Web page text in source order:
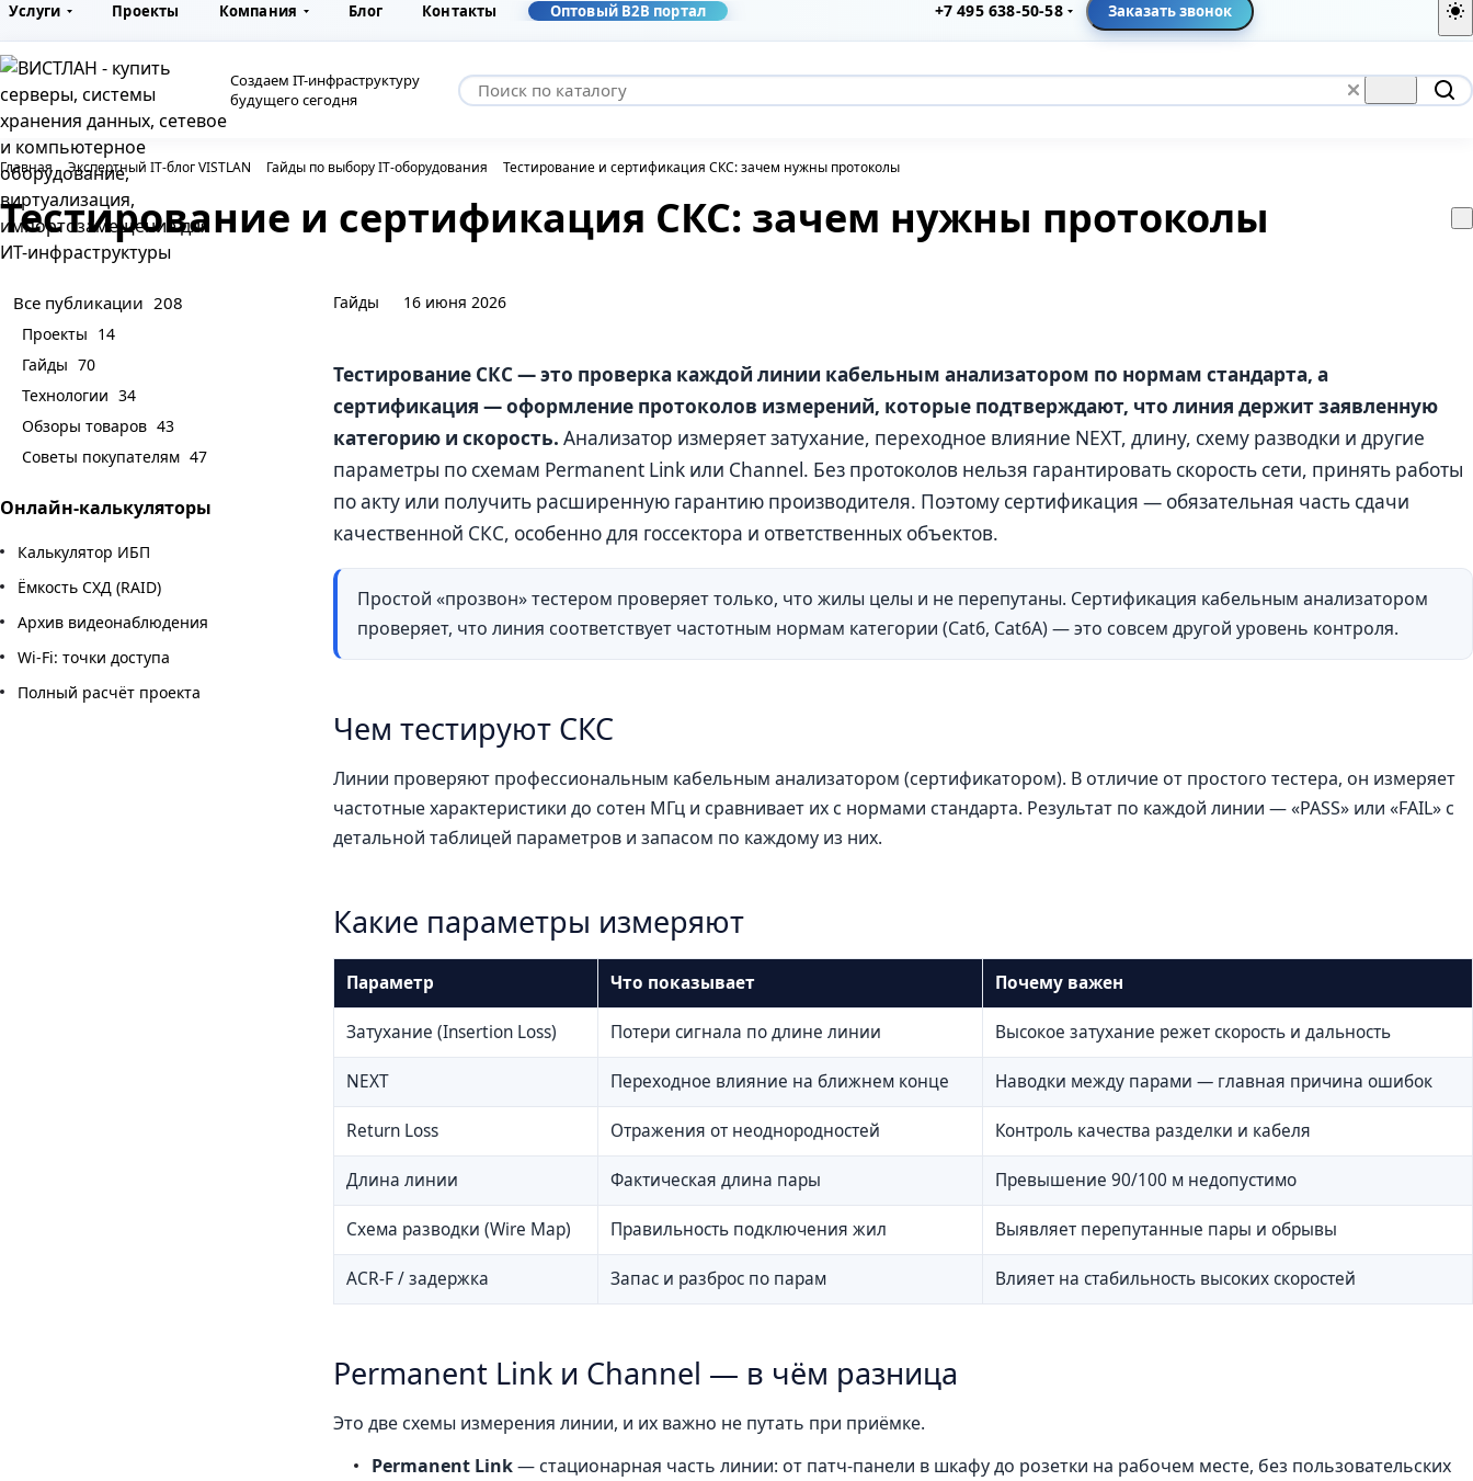
Услуги Проекты Компания Блог Контакты Оптовый B2B портал +7 495 638-50-58 Заказать звонок
Создаем IT-инфраструктуру
будущего сегодня
Главная Экспертный IT-блог VISTLAN Гайды по выбору IT-оборудования Тестирование и сертификация СКС: зачем нужны протоколы
Тестирование и сертификация СКС: зачем нужны протоколы
Гайды 16 июня 2026
Тестирование СКС — это проверка каждой линии кабельным анализатором по нормам стандарта, а
сертификация — оформление протоколов измерений, которые подтверждают, что линия держит заявленную
категорию и скорость. Анализатор измеряет затухание, переходное влияние NEXT, длину, схему разводки и другие
параметры по схемам Permanent Link или Channel. Без протоколов нельзя гарантировать скорость сети, принять работы
по акту или получить расширенную гарантию производителя. Поэтому сертификация — обязательная часть сдачи
качественной СКС, особенно для госсектора и ответственных объектов.
Простой «прозвон» тестером проверяет только, что жилы целы и не перепутаны. Сертификация кабельным анализатором
проверяет, что линия соответствует частотным нормам категории (Cat6, Cat6A) — это совсем другой уровень контроля.
Чем тестируют СКС
Линии проверяют профессиональным кабельным анализатором (сертификатором). В отличие от простого тестера, он измеряет
частотные характеристики до сотен МГц и сравнивает их с нормами стандарта. Результат по каждой линии — «PASS» или «FAIL» с
детальной таблицей параметров и запасом по каждому из них.
Какие параметры измеряют
Параметр Что показывает Почему важен
Затухание (Insertion Loss) Потери сигнала по длине линии Высокое затухание режет скорость и дальность
NEXT Переходное влияние на ближнем конце Наводки между парами — главная причина ошибок
Return Loss Отражения от неоднородностей Контроль качества разделки и кабеля
Длина линии Фактическая длина пары Превышение 90/100 м недопустимо
Схема разводки (Wire Map) Правильность подключения жил Выявляет перепутанные пары и обрывы
ACR-F / задержка Запас и разброс по парам Влияет на стабильность высоких скоростей
Permanent Link и Channel — в чём разница
Это две схемы измерения линии, и их важно не путать при приёмке.
Permanent Link— стационарная часть линии: от патч-панели в шкафу до розетки на рабочем месте, без пользовательских
Все публикации 208
Проекты 14
Гайды 70
Технологии 34
Обзоры товаров 43
Советы покупателям 47
Онлайн-калькуляторы
Калькулятор ИБП
Ёмкость СХД (RAID)
Архив видеонаблюдения
Wi-Fi: точки доступа
Полный расчёт проекта